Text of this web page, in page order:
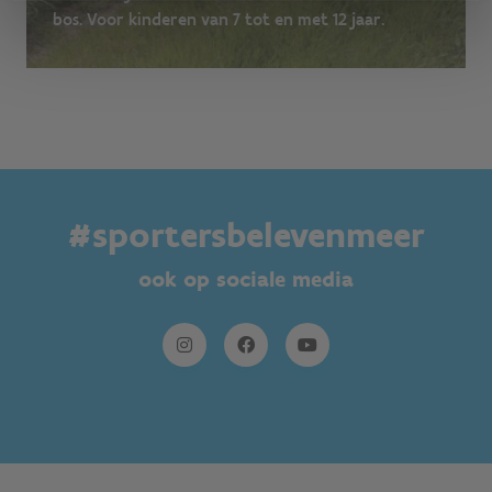
bos. Voor kinderen van 7 tot en met 12 jaar.
#sportersbelevenmeer
ook op sociale media